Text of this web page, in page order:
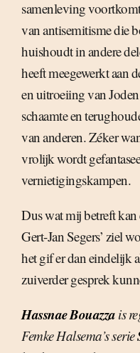
samenleving
van antisemitisme die
huishoudt in andere
heeft meegewerkt aan
en uitroeiing van
schaamte en
van anderen. Zéker
vrolijk wordt
vernietigingskampen.
Dus wat mij betreft
Gert-Jan Segers’ ziel
het gif er dan eindelijk
zuiverder gesprek
Hassnae Bouazza is
Femke Halsema’s serie